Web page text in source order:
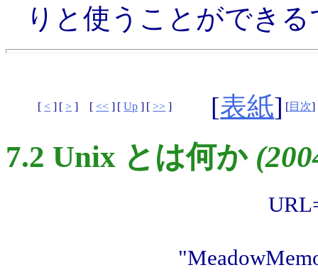
りと使うことができ
[ < ] [> ] [ << ] [Up ] [>> ] [表紙] [目次]
7.2 Unix とは何か